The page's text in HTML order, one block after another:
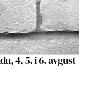
4, 5. i 6. avgust